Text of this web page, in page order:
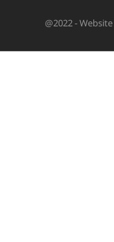
@2022 - Website